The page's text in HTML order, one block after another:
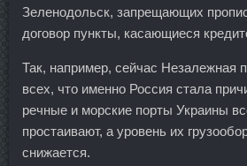
Зеленодольск, запрещающих
договор пункты, касающиеся
Так, например, сейчас Незалежная
всех, что именно Россия стала
речные и морские порты Украины
простаивают, а уровень их
снижается.